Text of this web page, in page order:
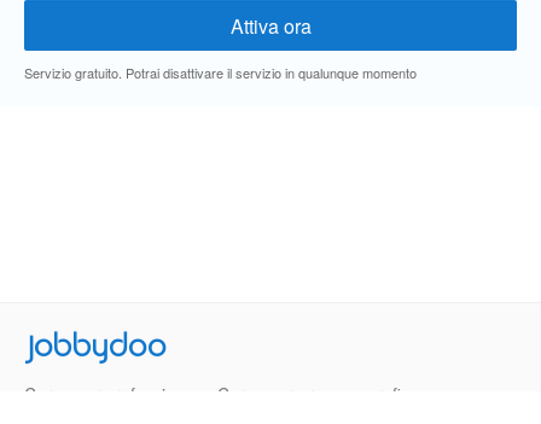
Servizio gratuito. Potrai disattivare il servizio in qualunque momento
Jobbydoo
Cerca per professione Cerca per area geografica